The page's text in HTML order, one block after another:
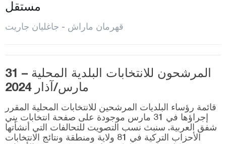
نورحق
بازارجيك
تورك أوغلو
قارابوك
كرامان
كارس
مستقل
قهرمان ماراش - جاغليان جاريت
المرشحون للانتخابات البلدية المحلية – 31
مارس/آذار 2024
قائمة رؤساء البلديات المرشحين للانتخابات المحلية المقرر
إجراؤها في 31 مارس موجودة على صفحة انتخابات يني
شفق العربية. سنبث نسب التصويت للتحالفات التي أنشأتها
الأحزاب التركية في 81 ولاية ومنطقة ونتائج الانتخابات